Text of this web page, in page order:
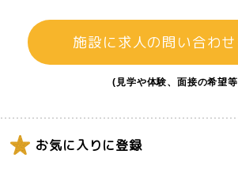
施設に求人の問い合わ
(見学や体験、面接の希望
お気に入りに登録